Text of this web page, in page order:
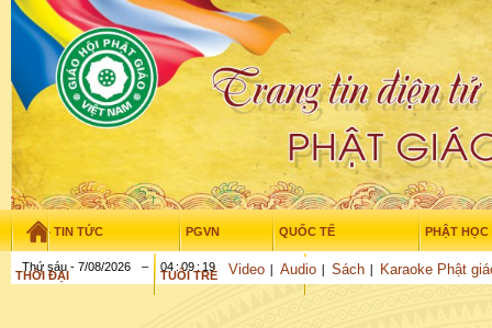
TIN TỨC PGVN QUỐC TẾ PHẬT HỌC
THỜI ĐẠI TUỔI TRẺ NGHIÊN CỨU
Video Audio Sách Karaoke Phật
Thứ sáu - 7/08/2026 – 04 : 09 : 20